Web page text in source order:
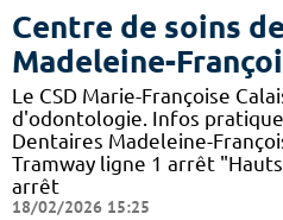
Centre de soins
Madeleine-
Le CSD Marie-Françoise
d'odontologie. Infos
Dentaires Madeleine-
Tramway ligne 1 arrêt
arrêt
18/02/2026 15:25